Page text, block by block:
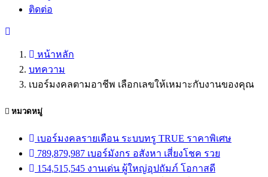
ติดต่อ
หน้าหลัก
บทความ
เบอร์มงคลตามอาชีพ เลือกเลขให้เหมาะกับงานของคุณ
หมวดหมู่
เบอร์มงคลรายเดือน ระบบทรู TRUE ราคาพิเศษ
789,879,987 เบอร์มังกร อสังหา เสี่ยงโชค รวย
154,515,545 งานเด่น ผู้ใหญ่อุปถัมภ์ โอกาสดี